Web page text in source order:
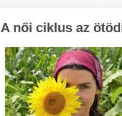
A női ciklus az